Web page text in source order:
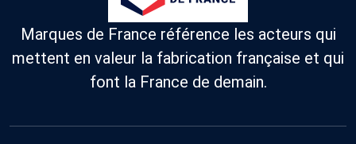
Marques de France référence les acteurs qui
mettent en valeur la fabrication française et qui
font la France de demain.